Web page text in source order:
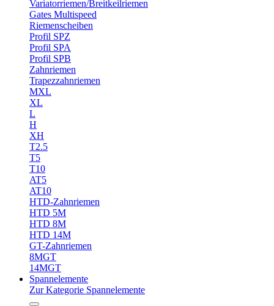
Variatorriemen/Breitkeilriemen
Gates Multispeed
Riemenscheiben
Profil SPZ
Profil SPA
Profil SPB
Zahnriemen
Trapezzahnriemen
MXL
XL
L
H
XH
T2.5
T5
T10
AT5
AT10
HTD-Zahnriemen
HTD 5M
HTD 8M
HTD 14M
GT-Zahnriemen
8MGT
14MGT
Spannelemente
Zur Kategorie Spannelemente